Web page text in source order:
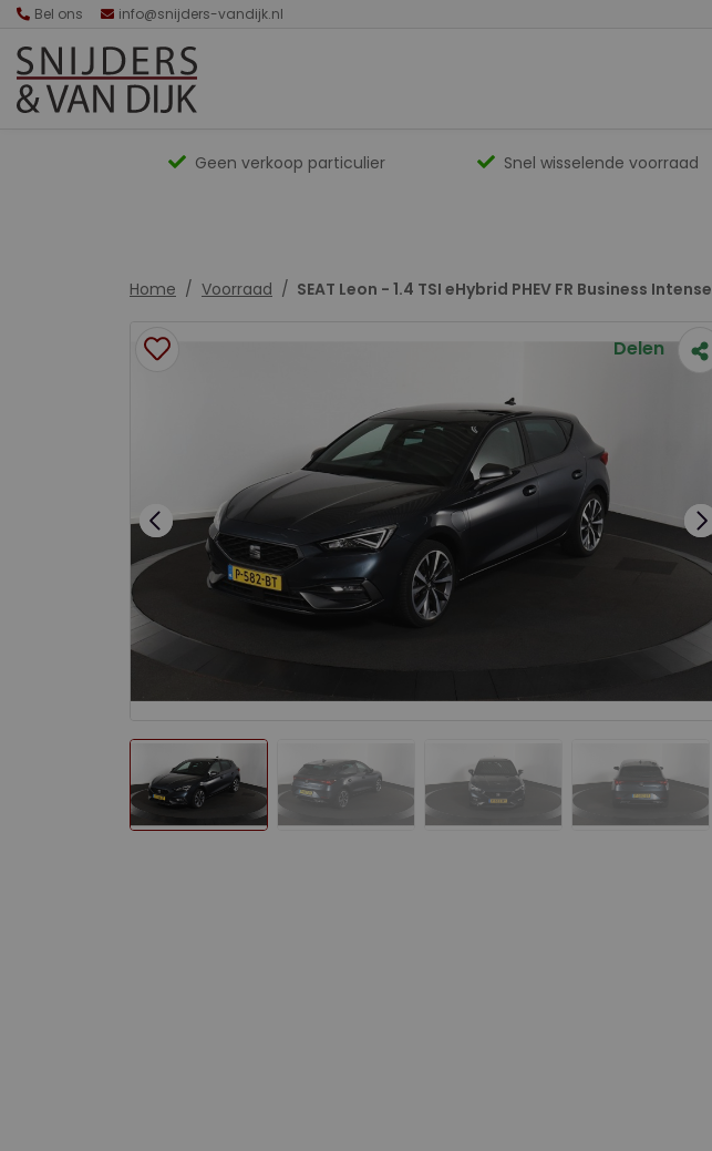
Bel ons info@snijders-vandijk.nl
Geen verkoop particulier Snel wisselende voorraad
Home Voorraad SEAT Leon - 1.4 TSI eHybrid PHEV FR Business Intense
Delen